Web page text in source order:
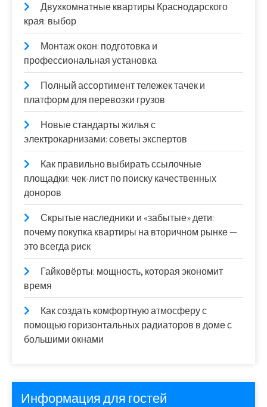
Двухкомнатные квартиры Краснодарского
края: выбор
Монтаж окон: подготовка и
профессиональная установка
Полный ассортимент тележек тачек и
платформ для перевозки грузов
Новые стандарты жилья с
электрокарнизами: советы экспертов
Как правильно выбирать ссылочные
площадки: чек-лист по поиску качественных
доноров
Скрытые наследники и «забытые» дети:
почему покупка квартиры на вторичном рынке —
это всегда риск
Гайковёрты: мощность, которая экономит
время
Как создать комфортную атмосферу с
помощью горизонтальных радиаторов в доме с
большими окнами
Информация для гостей